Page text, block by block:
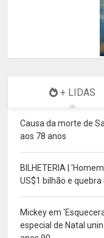
+ LIDAS
Causa da morte de
aos 78 anos
BILHETERIA |
US$1 bilhão e
Mickey em
especial de Natal